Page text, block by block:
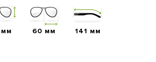
60 мм 141 мм